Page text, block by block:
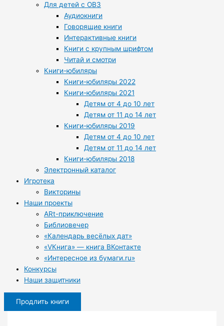
Для детей с ОВЗ
Аудиокниги
Говорящие книги
Интерактивные книги
Книги с крупным шрифтом
Читай и смотри
Книги-юбиляры
Книги-юбиляры 2022
Книги-юбиляры 2021
Детям от 4 до 10 лет
Детям от 11 до 14 лет
Книги-юбиляры 2019
Детям от 4 до 10 лет
Детям от 11 до 14 лет
Книги-юбиляры 2018
Электронный каталог
Игротека
Викторины
Наши проекты
ARt-приключение
Библиовечер
«Календарь весёлых дат»
«VКнига» — книга ВКонтакте
«Интересное из бумаги.ru»
Конкурсы
Наши защитники
Продлить книги